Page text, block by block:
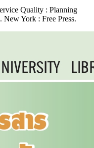
Quality : Planning
New York : Free Press.